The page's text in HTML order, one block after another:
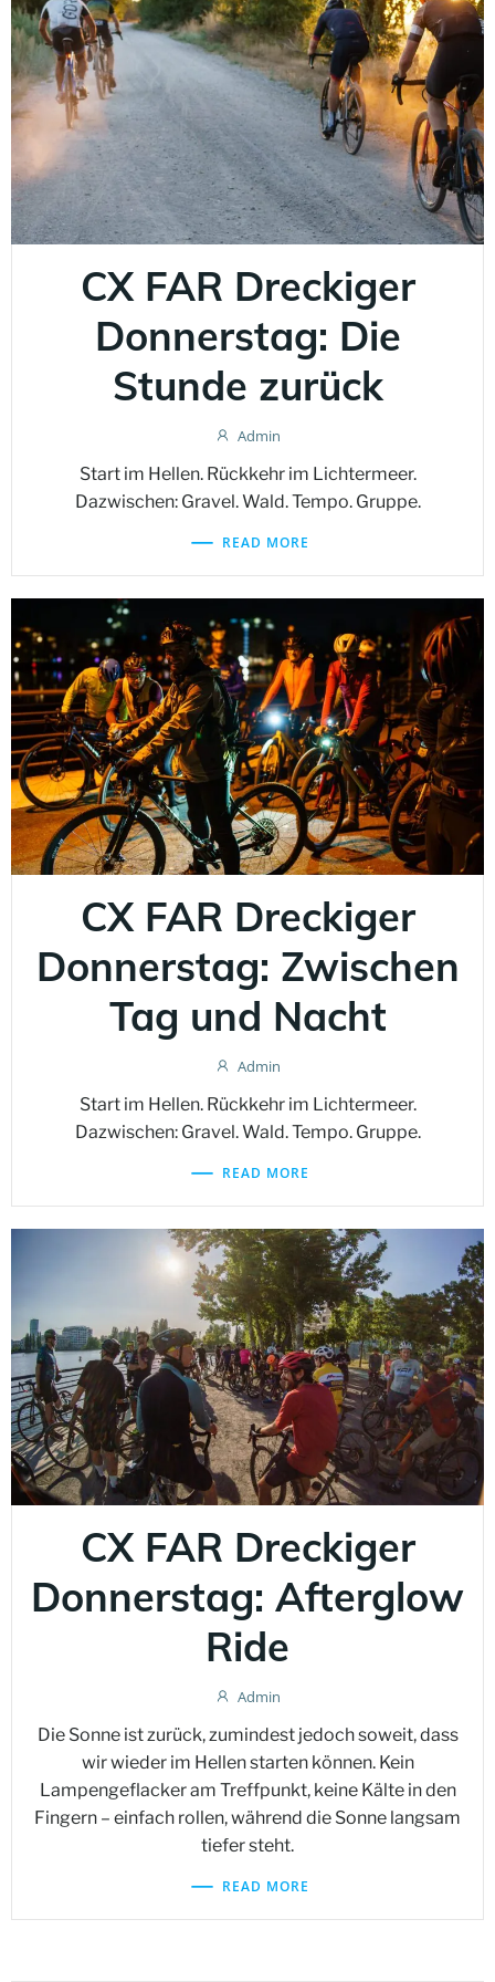
CX FAR Dreckiger
Donnerstag: Die
Stunde zurück
Admin
Start im Hellen. Rückkehr im Lichtermeer.
Dazwischen: Gravel. Wald. Tempo. Gruppe.
READ MORE
CX FAR Dreckiger
Donnerstag: Zwischen
Tag und Nacht
Admin
Start im Hellen. Rückkehr im Lichtermeer.
Dazwischen: Gravel. Wald. Tempo. Gruppe.
READ MORE
CX FAR Dreckiger
Donnerstag: Afterglow
Ride
Admin
Die Sonne ist zurück, zumindest jedoch soweit, dass
wir wieder im Hellen starten können. Kein
Lampengeflacker am Treffpunkt, keine Kälte in den
Fingern – einfach rollen, während die Sonne langsam
tiefer steht.
READ MORE